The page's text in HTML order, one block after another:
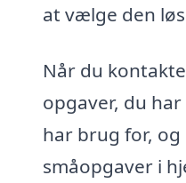
at vælge den
Når du
opgaver, du
har brug for,
småopgaver i